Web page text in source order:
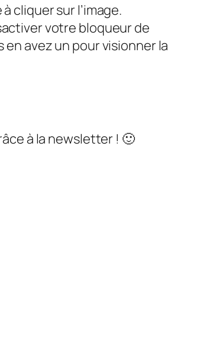
cliquer sur l’image.
votre bloqueur de
en avez un pour visionner la
à la newsletter ! 🙂